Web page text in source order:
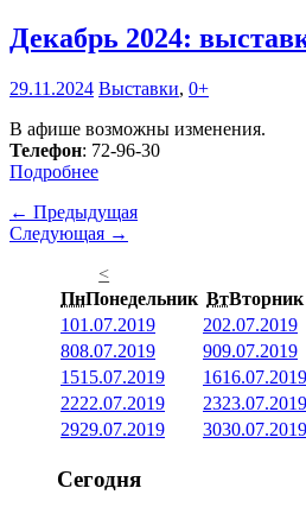
Декабрь 2024:
29.11.2024 Выставки, 0+
В афише возможны изменения.
Телефон: 72-96-30
Подробнее
← Предыдущая
Следующая →
<
ПнПонедельник ВтВторник
101.07.2019 202.07.2019
808.07.2019 909.07.2019
1515.07.2019 1616.07.2019
2222.07.2019 2323.07.2019
2929.07.2019 3030.07.2019
Сегодня